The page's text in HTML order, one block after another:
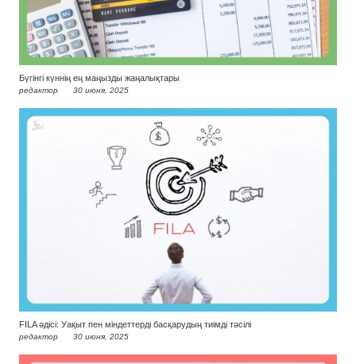
Бүгінгі күннің ең маңызды жаңалықтары
редактор 30 июня, 2025
FILA әдісі: Уақыт пен міндеттерді басқарудың тиімді тәсілі
редактор 30 июня, 2025